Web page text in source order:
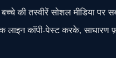
की तस्वीरें सोशल मीडिया
कॉपी-पेस्ट करके, साधारण